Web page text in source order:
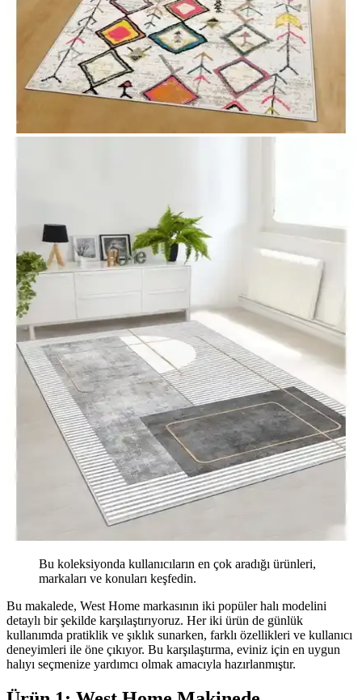
Bu koleksiyonda kullanıcıların en çok aradığı ürünleri,
markaları ve konuları keşfedin.
Bu makalede, West Home markasının iki popüler halı modelini
detaylı bir şekilde karşılaştırıyoruz. Her iki ürün de günlük
kullanımda pratiklik ve şıklık sunarken, farklı özellikleri ve kullanıcı
deneyimleri ile öne çıkıyor. Bu karşılaştırma, eviniz için en uygun
halıyı seçmenize yardımcı olmak amacıyla hazırlanmıştır.